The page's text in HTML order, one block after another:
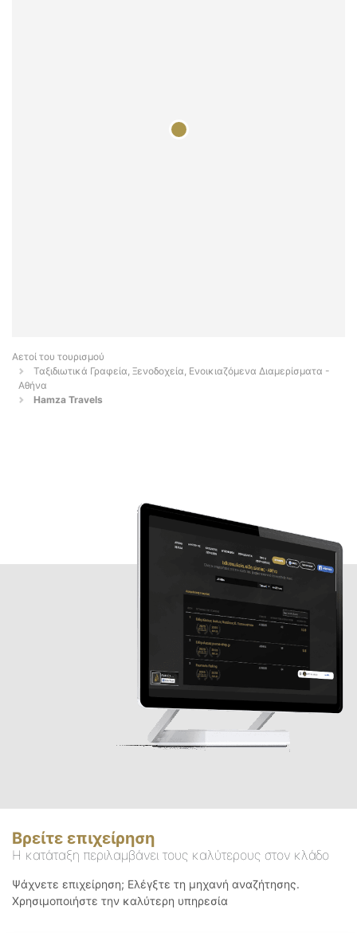
Αετοί του τουρισμού
Ταξιδιωτικά Γραφεία, Ξενοδοχεία, Ενοικιαζόμενα Διαμερίσματα -
Αθήνα
Hamza Travels
Βρείτε επιχείρηση
Η κατάταξη περιλαμβάνει τους καλύτερους στον κλάδο
Ψάχνετε επιχείρηση; Ελέγξτε τη μηχανή αναζήτησης.
Χρησιμοποιήστε την καλύτερη υπηρεσία